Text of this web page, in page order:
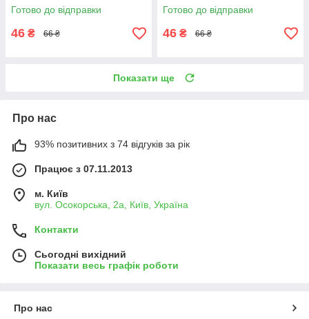
Готово до відправки
46 ₴ 66 ₴
Готово до відправки
46 ₴ 66 ₴
Показати ще
Про нас
93% позитивних з 74 відгуків за рік
Працює з 07.11.2013
м. Київ
вул. Осокорська, 2а, Київ, Україна
Контакти
Сьогодні вихідний
Показати весь графік роботи
Про нас